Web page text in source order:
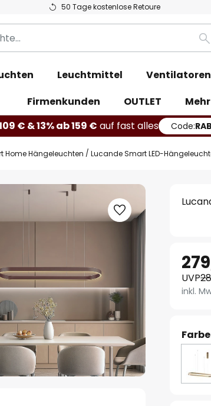
50 Tage kostenlose Retoure
Leuchtmittel Ventilatoren
Firmenkunden
OUTLET
Mehr
€ & 13% ab 159 € auf fast alles Code:
Home Hängeleuchten Lucande Smart LED-
UVP
inkl.